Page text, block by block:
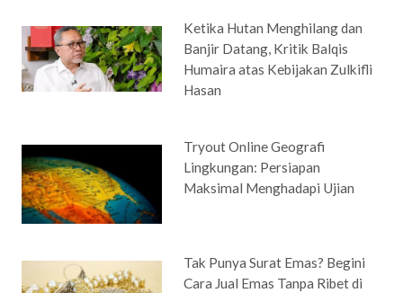
Ketika Hutan Menghilang dan
Banjir Datang, Kritik Balqis
Humaira atas Kebijakan Zulkifli
Hasan
Tryout Online Geografi
Lingkungan: Persiapan
Maksimal Menghadapi Ujian
Tak Punya Surat Emas? Begini
Cara Jual Emas Tanpa Ribet di